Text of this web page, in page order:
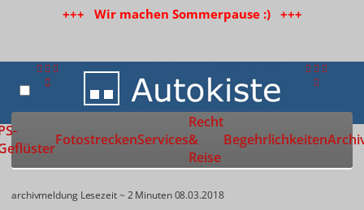
+++ Wir machen Sommerpause :) +++
Zur Startseite
FotostreckenServices
Recht
&
Reise
Begehrlichkeiten
archivmeldung Lesezeit ~ 2 Minuten08.03.2018